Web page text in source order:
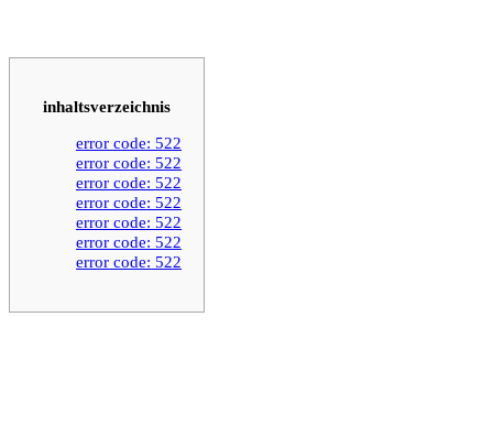
inhaltsverzeichnis
error code: 522
error code: 522
error code: 522
error code: 522
error code: 522
error code: 522
error code: 522